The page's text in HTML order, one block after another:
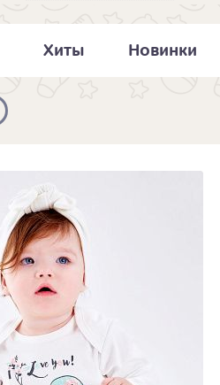
Хиты Новинки